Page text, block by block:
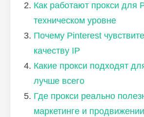
Как работают прокси для
техническом уровне
Почему Pinterest
качеству IP
Какие прокси подходят
лучше всего
Где прокси реально
маркетинге и продвижении